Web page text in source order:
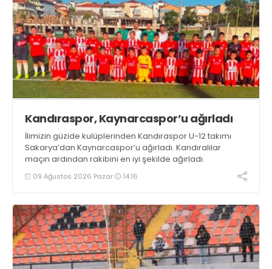
Kandıraspor, Kaynarcaspor’u ağırladı
İlimizin güzide kulüplerinden Kandıraspor U-12 takımı
Sakarya’dan Kaynarcaspor’u ağırladı. Kandıralılar
maçın ardından rakibini en iyi şekilde ağırladı.
09 Ağustos 2026 Pazar 14:16